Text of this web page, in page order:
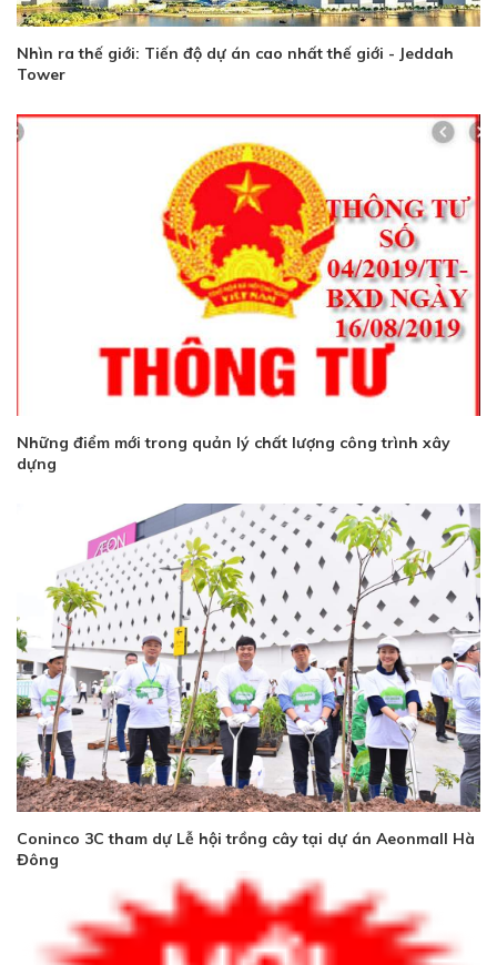
Nhìn ra thế giới: Tiến độ dự án cao nhất thế giới - Jeddah
Tower
Những điểm mới trong quản lý chất lượng công trình xây
dựng
Coninco 3C tham dự Lễ hội trồng cây tại dự án Aeonmall Hà
Đông